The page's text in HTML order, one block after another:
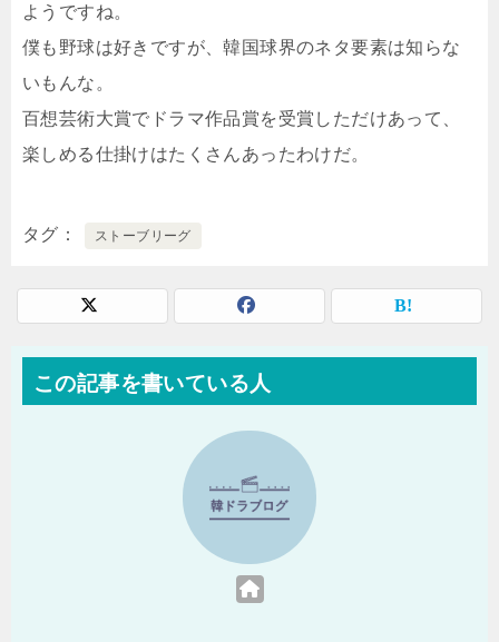
ようですね。
僕も野球は好きですが、韓国球界のネタ要素は知らな
いもんな。
百想芸術大賞でドラマ作品賞を受賞しただけあって、
楽しめる仕掛けはたくさんあったわけだ。
タグ ストーブリーグ
この記事を書いている人